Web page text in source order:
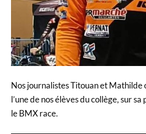
Nos journalistes Titouan et Mathilde
l’une de nos élèves du collège, sur sa
le BMX race.